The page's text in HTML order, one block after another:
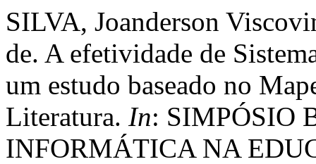
SILVA, Joanderson
de. A efetividade de
um estudo baseado no
Literatura. In: SIMPÓSIO
INFORMÁTICA NA